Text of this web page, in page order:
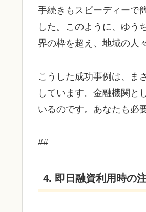
手続きもスピーディーで
した。このように、ゆう
界の枠を超え、地域の人
こうした成功事例は、ま
しています。金融機関と
いるのです。あなたも必
##
4. 即日融資利用時の